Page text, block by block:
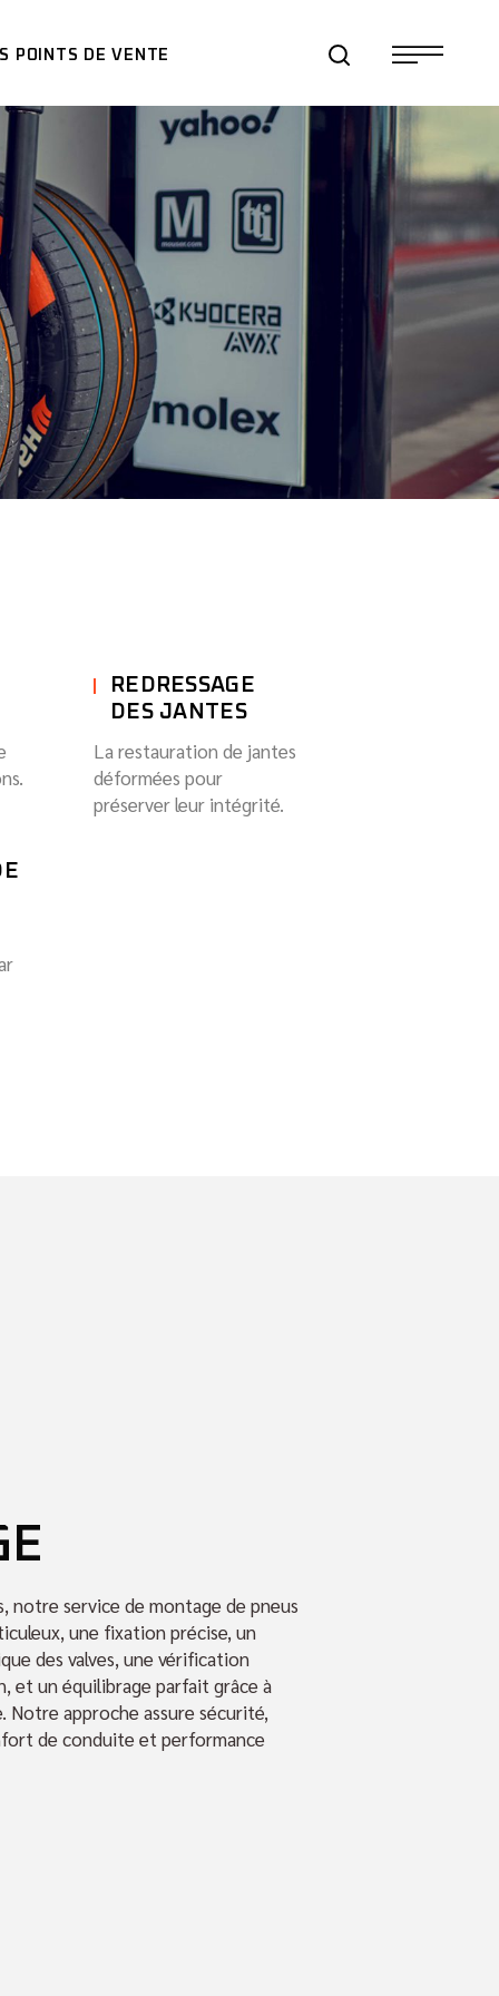
POINTS DE VENTE
REDRESSAGE
DES JANTES
La restauration de jantes
déformées pour
préserver leur intégrité.
notre service de montage de pneus
une fixation précise, un
des valves, une vérification
et un équilibrage parfait grâce à
Notre approche assure sécurité,
de conduite et performance